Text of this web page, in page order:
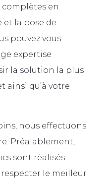
en
la pose de
pouvez vous
expertise
la solution la plus
ainsi qu’à votre
nous effectuons
Préalablement,
sont réalisés
le meilleur